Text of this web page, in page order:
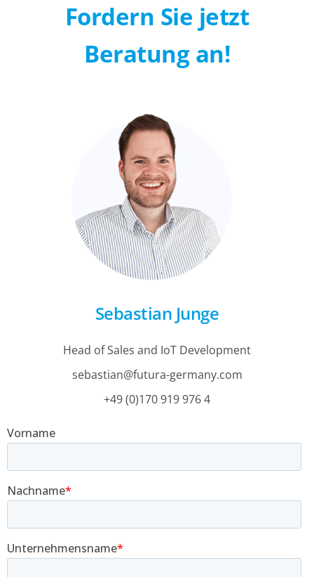
Fordern Sie jetzt
Beratung an!
Sebastian Junge
Head of Sales and IoT Development
sebastian@futura-germany.com
+49 (0)170 919 976 4